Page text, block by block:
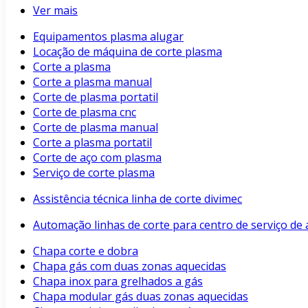
Ver mais
Equipamentos plasma alugar
Locação de máquina de corte plasma
Corte a plasma
Corte a plasma manual
Corte de plasma portatil
Corte de plasma cnc
Corte de plasma manual
Corte a plasma portatil
Corte de aço com plasma
Serviço de corte plasma
Assistência técnica linha de corte divimec
Automação linhas de corte para centro de serviço de
Chapa corte e dobra
Chapa gás com duas zonas aquecidas
Chapa inox para grelhados a gás
Chapa modular gás duas zonas aquecidas